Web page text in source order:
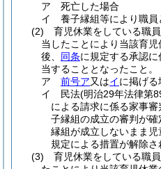
ア
死亡した場合
イ
養子縁組等により職
(2)
育児休業をしている職
当したことにより当該育
後、 同条に規定する承認
当することとなったこと。
ア
前号ア又はイに掲げる
イ
民法(明治29年法律第
による請求に係る家事
子縁組の成立の審判が
縁組が成立しないまま
規定による措置が解除さ
(3)
育児休業をしている職